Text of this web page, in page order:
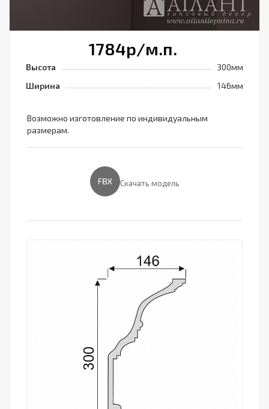
1784р/м.п.
Высота
300мм
Ширина
146мм
Возможно изготовление по индивидуальным
размерам.
Скачать модель